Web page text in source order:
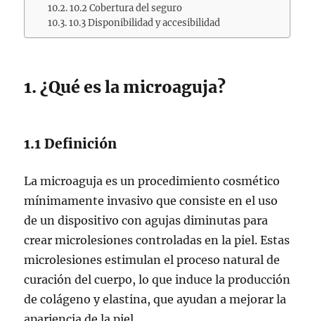
10.2 Cobertura del seguro
10.3 Disponibilidad y accesibilidad
1. ¿Qué es la microaguja?
1.1 Definición
La microaguja es un procedimiento cosmético
mínimamente invasivo que consiste en el uso
de un dispositivo con agujas diminutas para
crear microlesiones controladas en la piel. Estas
microlesiones estimulan el proceso natural de
curación del cuerpo, lo que induce la producción
de colágeno y elastina, que ayudan a mejorar la